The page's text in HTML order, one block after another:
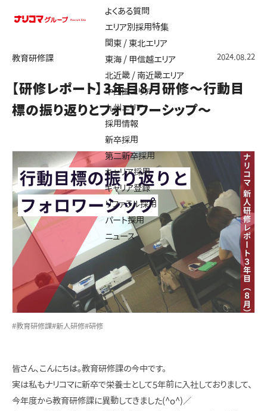
よくある質問
エリア別採用特集
関東 / 東北エリア
東海 / 甲信越エリア
北近畿 / 南近畿エリア
中四国エリア
九州エリア
採用情報
新卒採用
第二新卒採用
キャリア採用
キャリア登録
リファラル採用
パート採用
ニュース
教育研修課 2024.08.22
【研修レポート】3年目8月研修～行動目
標の振り返りとフォロワーシップ～
#教育研修課#新人研修#研修
皆さん、こんにちは。教育研修課の今中です。
実は私もナリコマに新卒で栄養士として5年前に入社しておりまして、
今年度から教育研修課に異動してきました(^o^)／